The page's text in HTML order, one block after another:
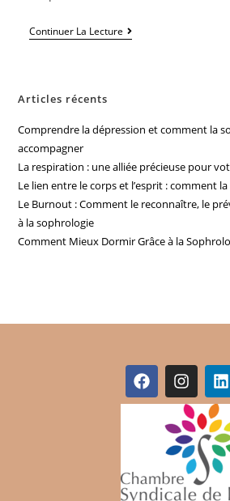
Continuer La Lecture
Articles récents
Comprendre la dépression et comment la
accompagner
La respiration : une alliée précieuse pour
Le lien entre le corps et l’esprit : comment
Le Burnout : Comment le reconnaître, le
à la sophrologie
Comment Mieux Dormir Grâce à la